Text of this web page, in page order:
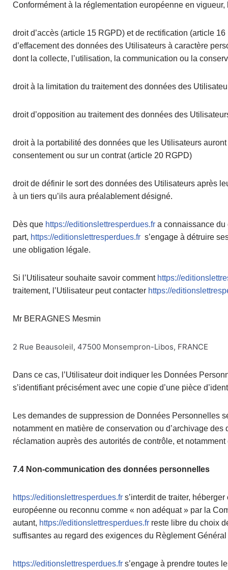
Conformément à la réglementation européenne en
droit d’accès (article 15 RGPD) et de rectification (article
d’effacement des données des Utilisateurs à caractère
dont la collecte, l’utilisation, la communication ou la
droit à la limitation du traitement des données des
droit d’opposition au traitement des données des
droit à la portabilité des données que les Utilisateurs
consentement ou sur un contrat (article 20 RGPD)
droit de définir le sort des données des Utilisateurs après
à un tiers qu’ils aura préalablement désigné.
Dès que https://editionslettresperdues.fr a connaissance du
part, https://editionslettresperdues.fr s’engage à détruire
une obligation légale.
Si l’Utilisateur souhaite savoir comment https://
traitement, l’Utilisateur peut contacter https://
Mr BERAGNES Mesmin
2 Rue Beausoleil, 47500 Monsempron-Libos, FRANCE
Dans ce cas, l’Utilisateur doit indiquer les Données
s’identifiant précisément avec une copie d’une pièce
Les demandes de suppression de Données
notamment en matière de conservation ou d’archivage
réclamation auprès des autorités de contrôle, et notamment
7.4 Non-communication des données personnelles
https://editionslettresperdues.fr s’interdit de traiter,
européenne ou reconnu comme « non adéquat » par la
autant, https://editionslettresperdues.fr reste libre du choix
suffisantes au regard des exigences du Règlement
https://editionslettresperdues.fr s’engage à prendre toutes